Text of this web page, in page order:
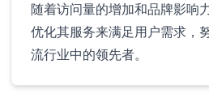
随着访问量的增加和品牌影响
优化其服务来满足用户需求，
流行业中的领先者。